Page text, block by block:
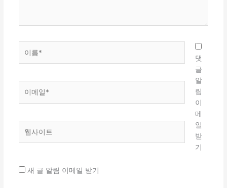
*
댓
글
알
림
이
메
일
받
기
새 글 알림 이메일 받기